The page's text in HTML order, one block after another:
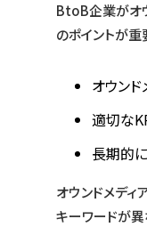
BtoB企業がオ
のポイントが重
オウン
適切な
長期的
オウンドメディ
キーワードが